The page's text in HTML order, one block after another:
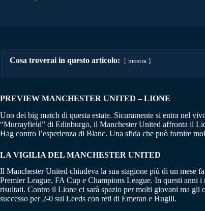
Cosa troverai in questo articolo: mostra
PREVIEW MANCHESTER UNITED – LIONE
Uno dei big match di questa estate. Sicuramente si entra nel
“Murrayfield” di Edinburgo, il Manchester United affronta il
Hag contro l’esperienza di Blanc. Una sfida che può fornire
LA VIGILIA DEL MANCHESTER UNITED
Il Manchester United chiudeva la sua stagione più di un mese
Premier League, FA Cup e Champions League. In questi anni
risultati. Contro il Lione ci sarà spazio per molti giovani ma gli
successo per 2-0 sul Leeds con reti di Emeran e Hugill.